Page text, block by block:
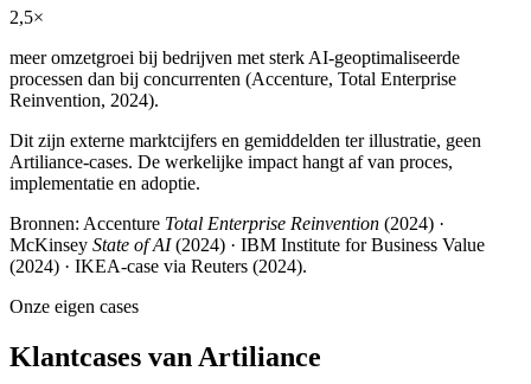
2,5×
meer omzetgroei bij bedrijven met sterk AI-geoptimaliseerde
processen dan bij concurrenten (Accenture, Total Enterprise
Reinvention, 2024).
Dit zijn externe marktcijfers en gemiddelden ter illustratie, geen
Artiliance-cases. De werkelijke impact hangt af van proces,
implementatie en adoptie.
Bronnen: Accenture Total Enterprise Reinvention (2024) ·
McKinsey State of AI(2024) · IBM Institute for Business Value
(2024) · IKEA-case via Reuters (2024).
Onze eigen cases
Klantcases van Artiliance